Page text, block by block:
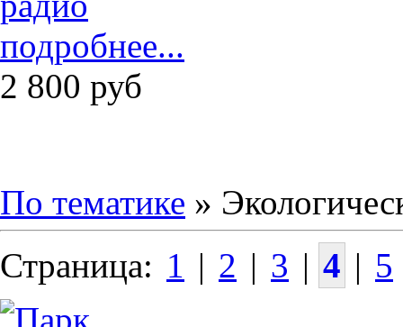
подробнее...
2 800 руб
По тематике »
Страница: 1 | 2 | 3 | 4 | 5